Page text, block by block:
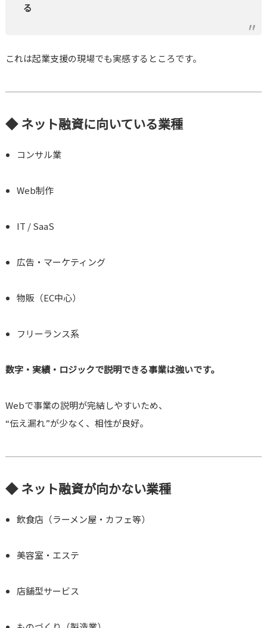
る
これは起業支援の現場でも実感するところです。
◆ ネット融資に向いている業種
コンサル業
Web制作
IT / SaaS
広告・マーケティング
物販（EC中心）
フリーランス系
数字・実績・ロジックで説明できる事業は強いです。
Webで事業の説明が完結しやすいため、
“伝え漏れ”が少なく、相性が良好。
◆ ネット融資が向かない業種
飲食店（ラーメン屋・カフェ等）
美容室・エステ
店舗型サービス